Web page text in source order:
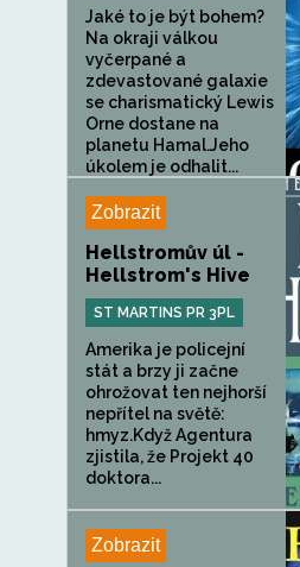
Jaké to je být bohem?
Na okraji válkou
vyčerpané a
zdevastované galaxie
se charismatický Lewis
Orne dostane na
planetu Hamal.Jeho
úkolem je odhalit...
Zobrazit
Hellstromův úl -
Hellstrom's Hive
ST MARTINS PR 3PL
Amerika je policejní
stát a brzy ji začne
ohrožovat ten nejhorší
nepřítel na světě:
hmyz.Když Agentura
zjistila, že Projekt 40
doktora...
Zobrazit